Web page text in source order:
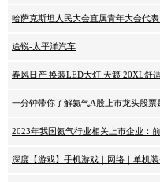
哈萨克斯坦人民大会直属青年大会代
途锐-太平洋汽车
春风日产 换装LED大灯 天籁 20XL舒
一分钟带你了解氦气A股上市龙头股票
2023年我国氦气行业相关上市企业：
深度【游戏】手机游戏｜网络｜单机